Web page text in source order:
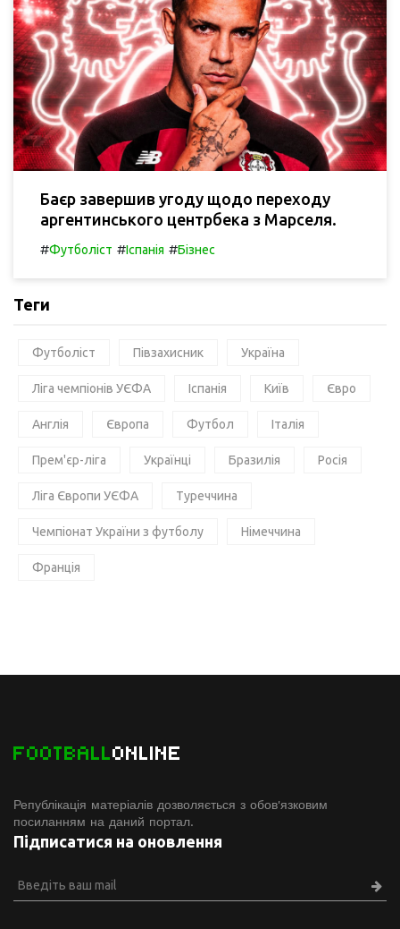
Баєр завершив угоду щодо переходу
аргентинського центрбека з Марселя.
#Футболіст #Іспанія #Бізнес
Теги
Футболіст Півзахисник Україна
Ліга чемпіонів УЄФА Іспанія Київ Євро
Англія Європа Футбол Італія
Прем'єр-ліга Українці Бразилія Росія
Ліга Європи УЄФА Туреччина
Чемпіонат України з футболу Німеччина
Франція
FOOTBALLONLINE
Републікація матеріалів дозволяється з обов'язковим
посиланням на даний портал.
Підписатися на оновлення